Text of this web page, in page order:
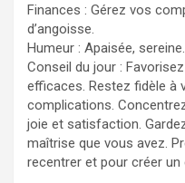
Finances : Gérez vos
d’angoisse.
Humeur : Apaisée, sereine.
Conseil du jour :
efficaces. Restez fidèle à
complications.
joie et satisfaction.
maîtrise que vous avez.
recentrer et pour créer un